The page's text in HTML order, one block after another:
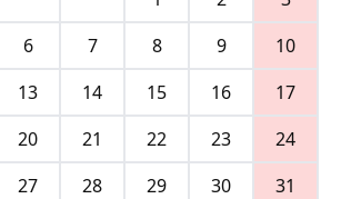
6 7 8 9
10
13 14 15 16
17
20 21 22 23
24
27 28 29 30 31